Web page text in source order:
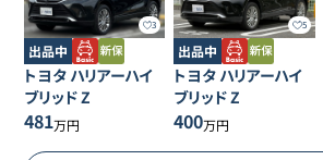
3
出品中
トヨタ ハリアーハイ
ブリッドZ
481万円
5
出品中
トヨタ ハリアーハイ
ブリッドZ
400万円